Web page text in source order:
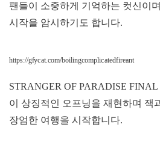
팬들이 소중하게 기억하는 컷신이
시작을 암시하기도 합니다.
https://gfycat.com/boilingcomplicatedfireant
STRANGER OF PARADISE
이 상징적인 오프닝을 재현하며 잭
장엄한 여행을 시작합니다.